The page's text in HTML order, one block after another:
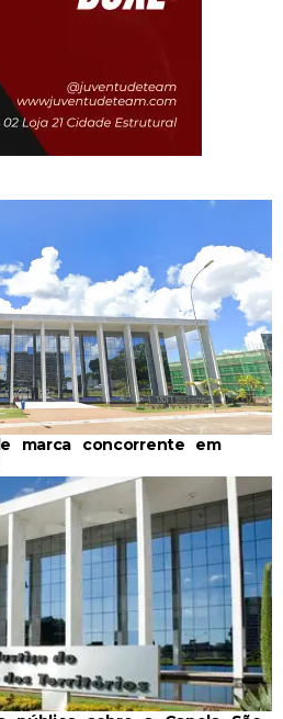
marca concorrente em